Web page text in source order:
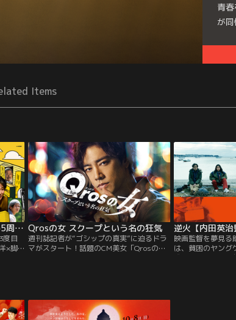
青
が
Items
終りに見た街 テレビ朝日開局65周年…
度目
×脚
9月
Qrosの女 スクープという名の狂気
週刊誌記者が“ゴシップの真実”に迫るドラ
マがスタート！話題のCM美女「Qrosの
のものに疑問を抱く矢口慶太（影山拓也）
らと共に、スキャンダラスな衝撃的なスク
逆火【内田英
映画監督を夢見る
は、貧困のヤング
成功したARISA